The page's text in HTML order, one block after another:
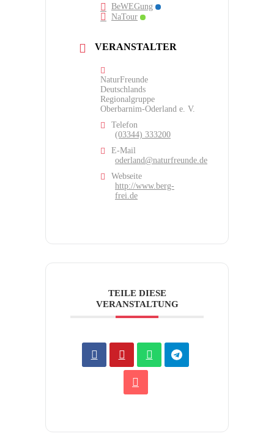
BeWEGung
NaTour
VERANSTALTER
NaturFreunde
Deutschlands
Regionalgruppe
Oberbarnim-Oderland e. V.
Telefon
(03344) 333200
E-Mail
oderland@naturfreunde.de
Webseite
http://www.berg-
frei.de
TEILE DIESE
VERANSTALTUNG